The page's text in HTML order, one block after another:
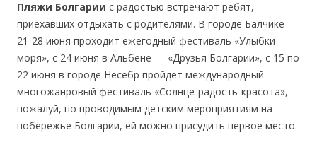
Пляжи Болгарии с радостью встречают ребят,
приехавших отдыхать с родителями. В городе Балчике
21-28 июня проходит ежегодный фестиваль «Улыбки
моря», с 24 июня в Альбене — «Друзья Болгарии», с 15 по
22 июня в городе Несебр пройдет международный
многожанровый фестиваль «Солнце-радость-красота»,
пожалуй, по проводимым детским мероприятиям на
побережье Болгарии, ей можно присудить первое место.